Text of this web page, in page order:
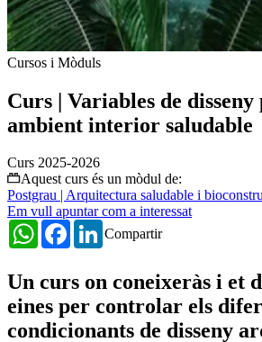
Cursos i Mòduls
Curs | Variables de disseny
ambient interior saludable
Curs 2025-2026
Aquest curs és un mòdul de:
Postgrau | Arquitectura saludable i
Em vull apuntar com a interessat
Compartir
WhatsAppFacebookLinkedIn
Un curs on coneixeràs i et
eines per controlar els
condicionants de disseny